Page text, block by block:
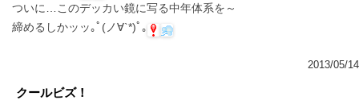
ついに…このデッカい鏡に写る中年体系を～
締めるしかッッ｡ﾟ(ノ∀`*)ﾟ｡
2013/05/14
クールビズ！